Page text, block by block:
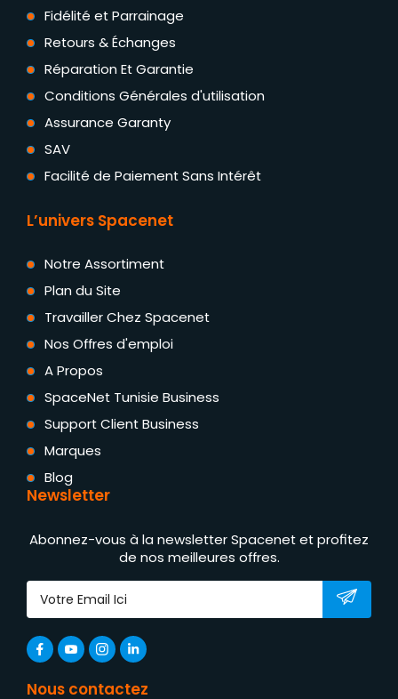
Fidélité et Parrainage
Retours & Échanges
Réparation Et Garantie
Conditions Générales d'utilisation
Assurance Garanty
SAV
Facilité de Paiement Sans Intérêt
L’univers Spacenet
Notre Assortiment
Plan du Site
Travailler Chez Spacenet
Nos Offres d'emploi
A Propos
SpaceNet Tunisie Business
Support Client Business
Marques
Blog
Newsletter
Abonnez-vous à la newsletter Spacenet et profitez
de nos meilleures offres.
Nous contactez